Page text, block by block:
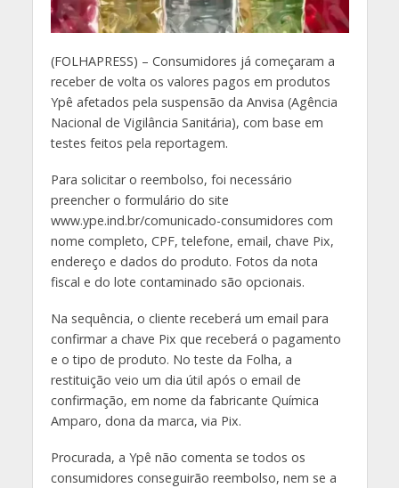
(FOLHAPRESS) – Consumidores já começaram a
receber de volta os valores pagos em produtos
Ypê afetados pela suspensão da Anvisa (Agência
Nacional de Vigilância Sanitária), com base em
testes feitos pela reportagem.
Para solicitar o reembolso, foi necessário
preencher o formulário do site
www.ype.ind.br/comunicado-consumidores com
nome completo, CPF, telefone, email, chave Pix,
endereço e dados do produto. Fotos da nota
fiscal e do lote contaminado são opcionais.
Na sequência, o cliente receberá um email para
confirmar a chave Pix que receberá o pagamento
e o tipo de produto. No teste da Folha, a
restituição veio um dia útil após o email de
confirmação, em nome da fabricante Química
Amparo, dona da marca, via Pix.
Procurada, a Ypê não comenta se todos os
consumidores conseguirão reembolso, nem se a